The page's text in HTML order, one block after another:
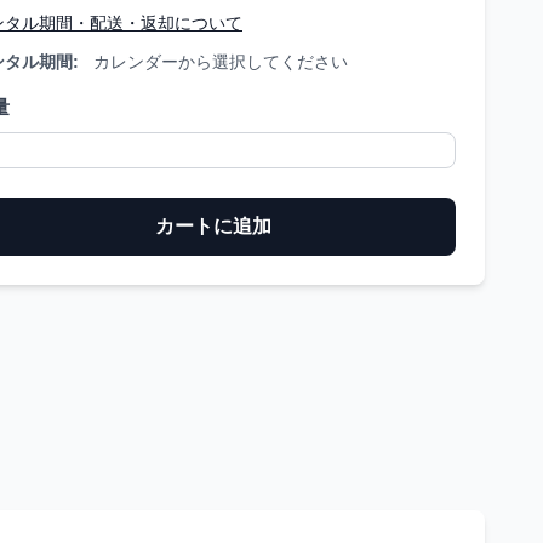
タル期間・配送・返却について
タル期間:
カレンダーから選択してください
カートに追加